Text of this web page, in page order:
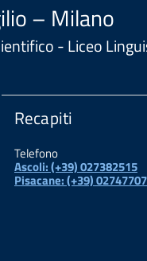
– Milano
- Liceo
Recapiti
Telefono
Ascoli: (+39) 027382515
Pisacane: (+39) 02747707